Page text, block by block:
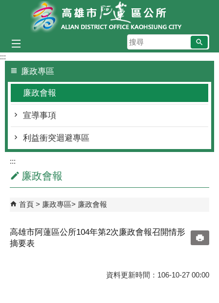
跳到主要內容區塊
搜
尋
:::
廉政專區
廉政會報
宣導事項
利益衝突迴避專區
:::
廉政會報
首頁 廉政專區 廉政會報
高雄市阿蓮區公所104年第2次廉政會報召開情形
摘要表
資料更新時間：106-10-27 00:00